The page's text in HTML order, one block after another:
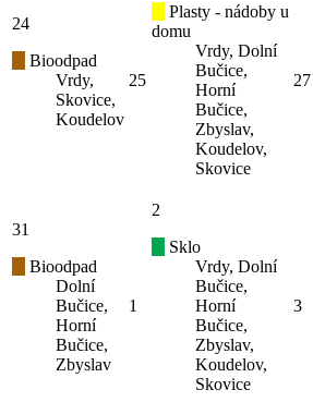
24
Bioodpad
Vrdy,
Skovice,
Koudelov
25
Plasty - nádoby u
domu
Vrdy, Dolní
Bučice,
Horní
Bučice,
Zbyslav,
Koudelov,
Skovice
27
31
Bioodpad
Dolní
Bučice,
Horní
Bučice,
Zbyslav
1
2
Sklo
Vrdy, Dolní
Bučice,
Horní
Bučice,
Zbyslav,
Koudelov,
Skovice
3